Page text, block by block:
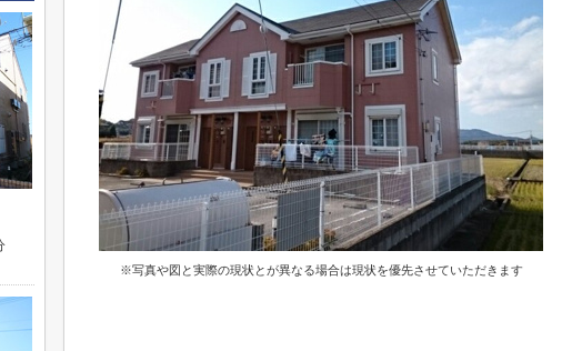
※写真や図と実際の現状とが異なる場合は現状を優先させていただきます